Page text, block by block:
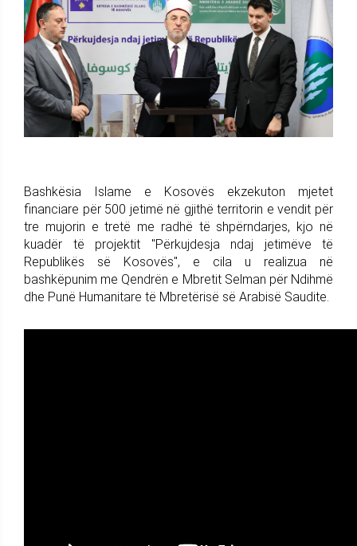
Bashkësia Islame e Kosovës ekzekuton mjetet
financiare për 500 jetimë në gjithë territorin e vendit për
tre mujorin e tretë me radhë të shpërndarjes, kjo në
kuadër të projektit "Përkujdesja ndaj jetimëve të
Republikës së Kosovës", e cila u realizua në
bashkëpunim me Qendrën e Mbretit Selman për Ndihmë
dhe Punë Humanitare të Mbretërisë së Arabisë Saudite.